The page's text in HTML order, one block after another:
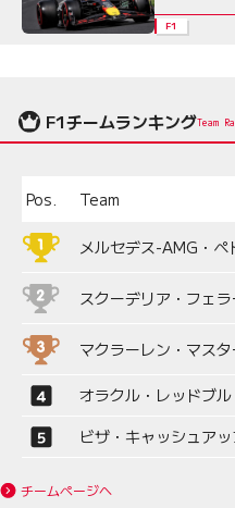
F1
F1チームランキングTeam
Pos. Team
メルセデス-AMG・ペ
スクーデリア・フェ
マクラーレン・マス
オラクル・レッドブ
ビザ・キャッシュア
チームページへ